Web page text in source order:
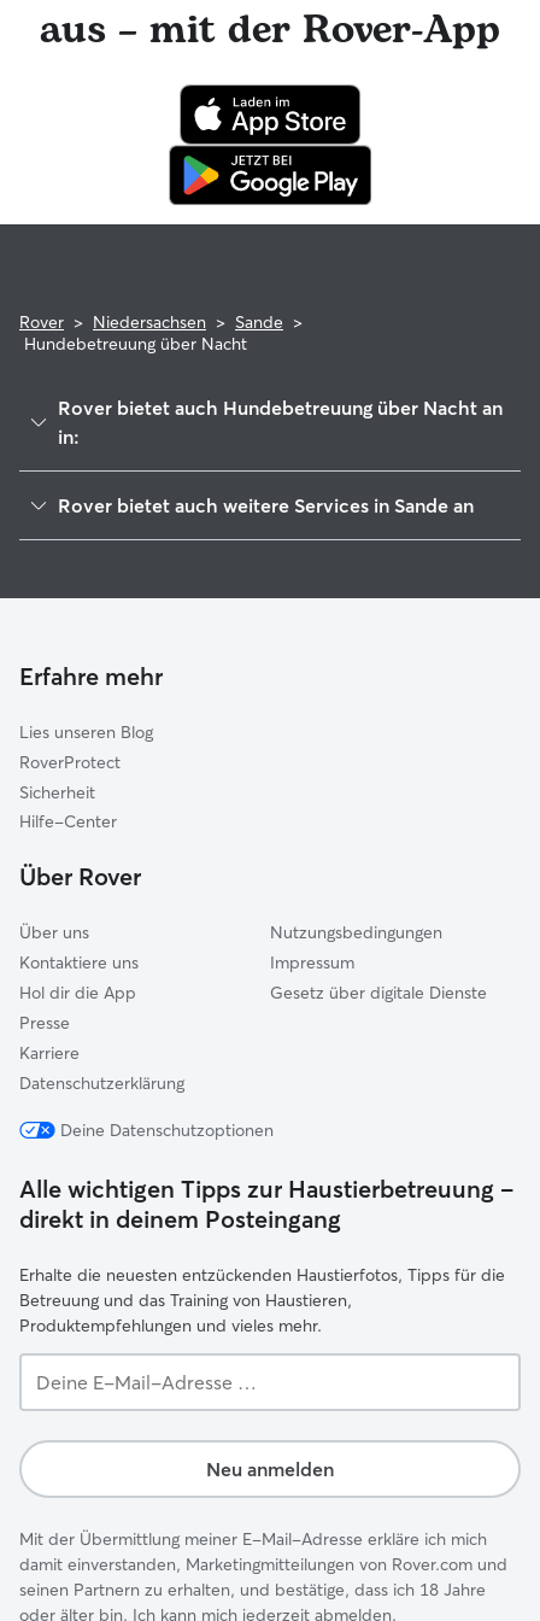
Möglichkeit, professionelle tierärztliche Beratung in
Anspruch zu nehmen. Im seltenen Fall eines Problems
Haustier profitiert von der Rover-Garantie, die die Kosten
für tierärztliche Behandlungen erstattet.
aus – mit der Rover-App
Rover > Niedersachsen > Sande >
Hundebetreuung über Nacht
Rover bietet auch Hundebetreuung über Nacht an
in:
Bockhorn
Varel
Stedesdorf
Westerstede
Wiefelstede
Nordenham
Rover bietet auch weitere Services in Sande an
Gassi-Service in Sande
Erfahre mehr
Lies unseren Blog
RoverProtect
Sicherheit
Hilfe-Center
Über Rover
Über uns
Kontaktiere uns
Hol dir die App
Presse
Karriere
Datenschutzerklärung
Nutzungsbedingungen
Impressum
Gesetz über digitale Dienste
Deine Datenschutzoptionen
Alle wichtigen Tipps zur Haustierbetreuung –
direkt in deinem Posteingang
Erhalte die neuesten entzückenden Haustierfotos, Tipps für die
Betreuung und das Training von Haustieren,
Produktempfehlungen und vieles mehr.
E-
Adresse …
Neu anmelden
Mit der Übermittlung meiner E-Mail-Adresse erkläre ich mich
damit einverstanden, Marketingmitteilungen von Rover.com und
seinen Partnern zu erhalten, und bestätige, dass ich 18 Jahre
oder älter bin. Ich kann mich jederzeit abmelden.